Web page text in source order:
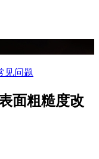
见问题
面粗糙度改